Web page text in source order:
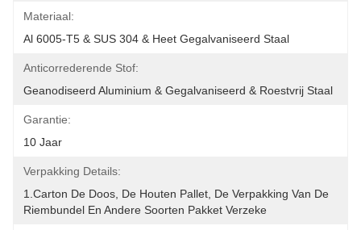
Materiaal:
Al 6005-T5 & SUS 304 & Heet Gegalvaniseerd Staal
Anticorrederende Stof:
Geanodiseerd Aluminium & Gegalvaniseerd & Roestvrij Staal
Garantie:
10 Jaar
Verpakking Details:
1.Carton De Doos, De Houten Pallet, De Verpakking Van De
Riembundel En Andere Soorten Pakket Verzeke